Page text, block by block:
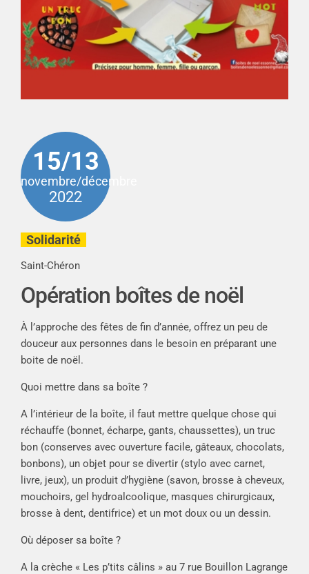
15/13
novembre/décembre
2022
Solidarité
Saint-Chéron
Opération boîtes de noël
À l’approche des fêtes de fin d’année, offrez un peu de
douceur aux personnes dans le besoin en préparant une
boite de noël.
Quoi mettre dans sa boîte ?
A l’intérieur de la boîte, il faut mettre quelque chose qui
réchauffe (bonnet, écharpe, gants, chaussettes), un truc
bon (conserves avec ouverture facile, gâteaux, chocolats,
bonbons), un objet pour se divertir (stylo avec carnet,
livre, jeux), un produit d’hygiène (savon, brosse à cheveux,
mouchoirs, gel hydroalcoolique, masques chirurgicaux,
brosse à dent, dentifrice) et un mot doux ou un dessin.
Où déposer sa boîte ?
A la crèche « Les p’tits câlins » au 7 rue Bouillon Lagrange